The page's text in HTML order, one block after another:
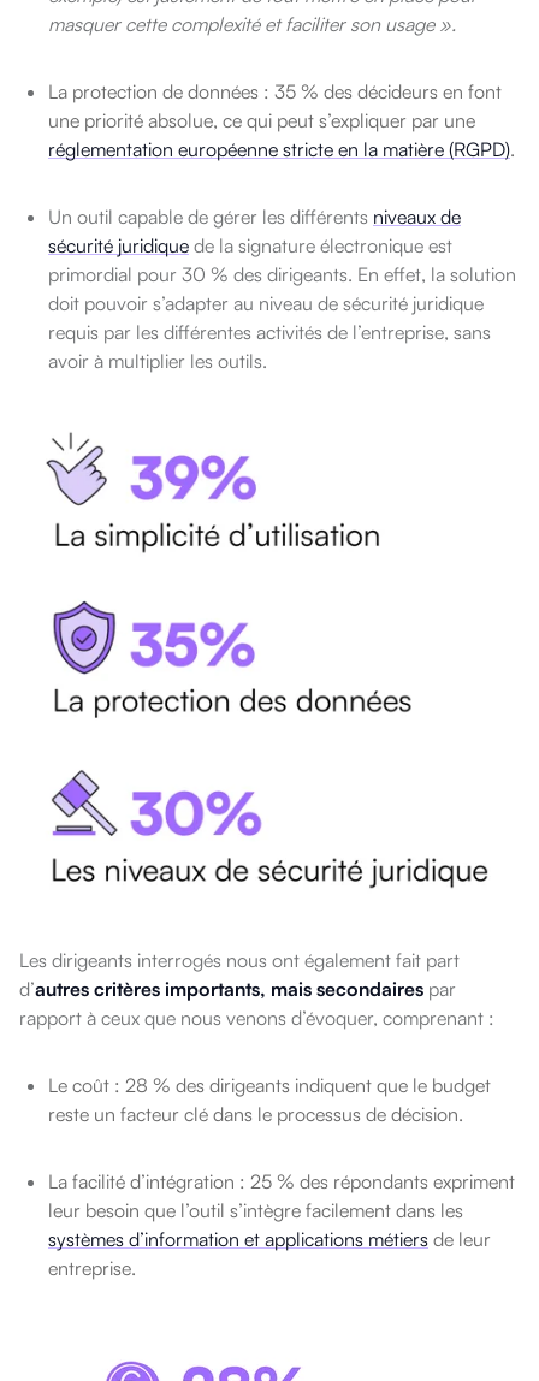
masquer cette complexité et faciliter son usage ».
La protection de données : 35 % des décideurs en font
une priorité absolue, ce qui peut s’expliquer par une
réglementation européenne stricte en la matière (RGPD).
Un outil capable de gérer les différents niveaux de
sécurité juridique de la signature électronique est
primordial pour 30 % des dirigeants. En effet, la solution
doit pouvoir s’adapter au niveau de sécurité juridique
requis par les différentes activités de l’entreprise, sans
avoir à multiplier les outils.
Les dirigeants interrogés nous ont également fait part
d’autres critères importants, mais secondaires par
rapport à ceux que nous venons d’évoquer, comprenant :
Le coût : 28 % des dirigeants indiquent que le budget
reste un facteur clé dans le processus de décision.
La facilité d’intégration : 25 % des répondants expriment
leur besoin que l’outil s’intègre facilement dans les
systèmes d’information et applications métiers de leur
entreprise.